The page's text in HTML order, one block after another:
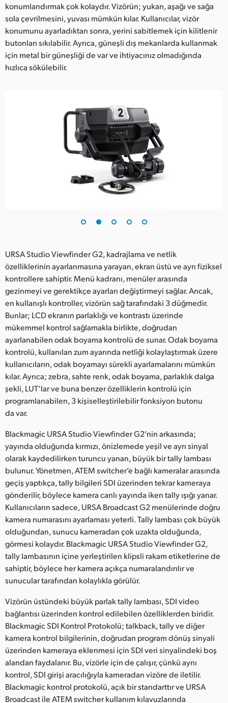
Turkey
UAE
Ukraine
konumlandırmak çok kolaydır. Vizörün; yukarı, aşağı ve sağa
sola çevrilmesini, yuvası mümkün kılar. Kullanıcılar, vizör
konumunu ayarladıktan sonra, yerini sabitlemek için kilitlenir
butonları sıkılabilir. Ayrıca, güneşli dış mekanlarda kullanmak
için metal bir güneşliği de var ve ihtiyacınız olmadığında
hızlıca sökülebilir.
URSA Studio Viewfinder G2, kadrajlama ve netlik
özelliklerinin ayarlanmasına yarayan, ekran üstü ve ayrı fiziksel
kontrollere sahiptir. Menü kadranı, menüler arasında
gezinmeyi ve gerektikçe ayarları değiştirmeyi sağlar. Ancak,
en kullanışlı kontroller, vizörün sağ tarafındaki 3 düğmedir.
Bunlar; LCD ekranın parlaklığı ve kontrastı üzerinde
mükemmel kontrol sağlamakla birlikte, doğrudan
ayarlanabilen odak boyama kontrolü de sunar. Odak boyama
kontrolü, kullanılan zum ayarında netliği kolaylaştırmak üzere
kullanıcıların, odak boyamayı sürekli ayarlamalarını mümkün
kılar. Ayrıca; zebra, sahte renk, odak boyama, parlaklık dalga
şekli, LUT’lar ve buna benzer özelliklerin kontrolü için
programlanabilen, 3 kişiselleştirilebilir fonksiyon butonu
da var.
Blackmagic URSA Studio Viewfinder G2’nin arkasında;
yayında olduğunda kırmızı, önizlemede yeşil ve ayrı sinyal
olarak kaydedilirken turuncu yanan, büyük bir tally lambası
bulunur. Yönetmen, ATEM switcher’e bağlı kameralar arasında
geçiş yaptıkça, tally bilgileri SDI üzerinden tekrar kameraya
gönderilir, böylece kamera canlı yayında iken tally ışığı yanar.
Kullanıcıların sadece, URSA Broadcast G2 menülerinde doğru
kamera numarasını ayarlaması yeterli. Tally lambası çok büyük
olduğundan, sunucu kameradan çok uzakta olduğunda,
görmesi kolaydır. Blackmagic URSA Studio Viewfinder G2,
tally lambasının içine yerleştirilen klipsli rakam etiketlerine de
sahiptir, böylece her kamera açıkça numaralandırılır ve
sunucular tarafından kolaylıkla görülür.
Vizörün üstündeki büyük parlak tally lambası, SDI video
bağlantısı üzerinden kontrol edilebilen özelliklerden biridir.
Blackmagic SDI Kontrol Protokolü; talkback, tally ve diğer
kamera kontrol bilgilerinin, doğrudan program dönüş sinyali
üzerinden kameraya eklenmesi için SDI veri sinyalindeki boş
alandan faydalanır. Bu, vizörle için de çalışır, çünkü aynı
kontrol, SDI girişi aracılığıyla kameradan vizöre de iletilir.
Blackmagic kontrol protokolü, açık bir standarttır ve URSA
Broadcast ile ATEM switcher kullanım kılavuzlarında